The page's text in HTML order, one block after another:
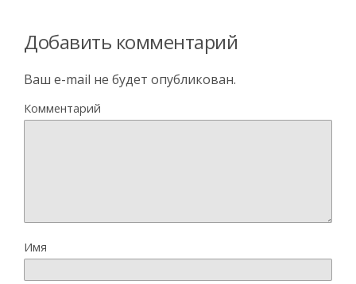
Добавить комментарий
Ваш e-mail не будет опубликован.
Комментарий
Имя